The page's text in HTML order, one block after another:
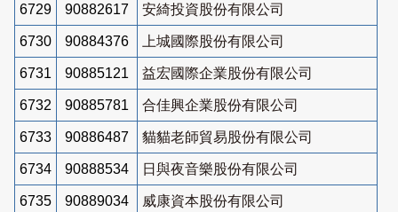
6729 90882617 安綺投資股份有限公司
6730 90884376 上城國際股份有限公司
6731 90885121 益宏國際企業股份有限公司
6732 90885781 合佳興企業股份有限公司
6733 90886487 貓貓老師貿易股份有限公司
6734 90888534 日與夜音樂股份有限公司
6735 90889034 威康資本股份有限公司